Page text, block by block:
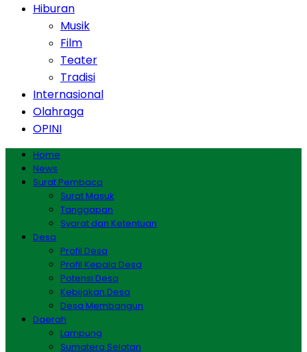
Hiburan
Musik
Film
Teater
Tradisi
Internasional
Olahraga
OPINI
Home
News
Surat Pembaca
Surat Masuk
Tanggapan
Syarat dan Ketentuan
Desa
Profil Desa
Profil Kepala Desa
Potensi Desa
Kebijakan Desa
Desa Membangun
Daerah
Lampung
Sumatera Selatan